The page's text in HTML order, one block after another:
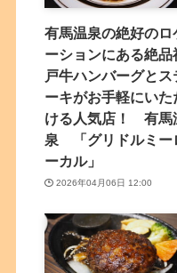
有馬温泉の絶好のロ
ーションにある絶品
戸牛ハンバーグとス
ーキがお手軽にいた
ける人気店！ 有馬
泉 「グリドルミー
ーカル」
2026年04月06日 12:00